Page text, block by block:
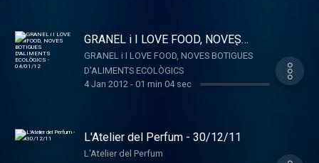
GRANEL i I LOVE FOOD, NOVES
BOTIGUES D'ALIMENTS ECOLÒGICS
- 04/01/12
GRANEL i I LOVE FOOD, NOVES BOTIGUES
D'ALIMENTS ECOLÒGICS
4 Jan 2012 - 01 min 04 sec
L'Atelier del Perfum - 30/12/11
L'Atelier del Perfum